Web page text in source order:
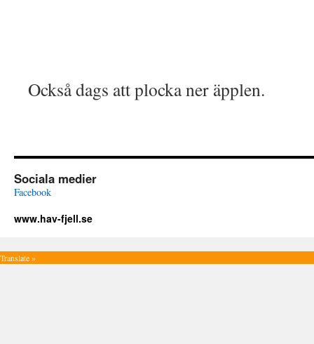
Också dags att plocka ner äpplen.
Sociala medier
Facebook
www.hav-fjell.se
Translate »